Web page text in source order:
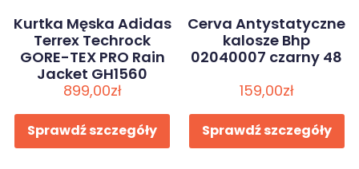
Kurtka Męska Adidas
Terrex Techrock
GORE-TEX PRO Rain
Jacket GH1560
899,00zł
Sprawdź szczegóły
Cerva Antystatyczne
kalosze Bhp
02040007 czarny 48
159,00zł
Sprawdź szczegóły